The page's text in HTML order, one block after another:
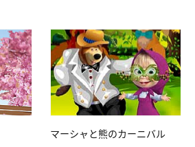
マーシャと熊のカーニバル